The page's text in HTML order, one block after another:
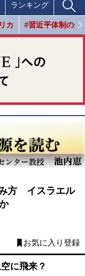
ランキング
カ #習近平体制の光
方 イスラエル
お気に入り登録
に飛来？